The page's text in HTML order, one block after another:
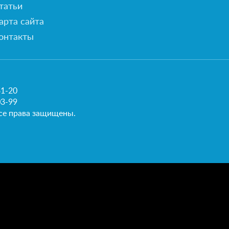
сайта
20
99
права защищены.